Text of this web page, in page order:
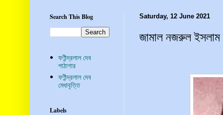
Saturday, 12 June 2021
জামাল নজরুল ইসলাম
Search This Blog
ফণীন্দ্রলাল দেব
পাঠাগার
ফণীন্দ্রলাল দেব
মেধাবৃত্তি
Labels